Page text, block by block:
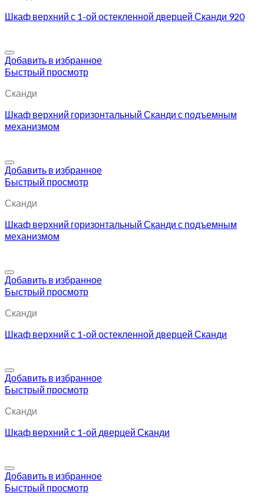
Шкаф верхний с 1-ой остекленной дверцей Сканди 920
Добавить в избранное
Быстрый просмотр
Сканди
Шкаф верхний горизонтальный Сканди с подъемным
механизмом
Добавить в избранное
Быстрый просмотр
Сканди
Шкаф верхний горизонтальный Сканди с подъемным
механизмом
Добавить в избранное
Быстрый просмотр
Сканди
Шкаф верхний с 1-ой остекленной дверцей Сканди
Добавить в избранное
Быстрый просмотр
Сканди
Шкаф верхний с 1-ой дверцей Сканди
Добавить в избранное
Быстрый просмотр